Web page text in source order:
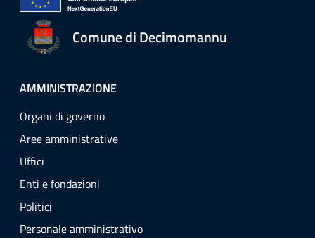
Comune di Decimomannu
AMMINISTRAZIONE
Organi di governo
Aree amministrative
Uffici
Enti e fondazioni
Politici
Personale amministrativo